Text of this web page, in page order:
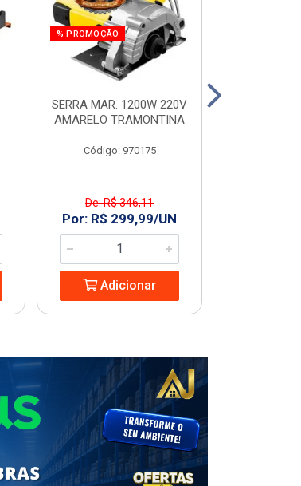
% PROMOÇÃO
SERRA MAR. 1200W 220V
AMARELO TRAMONTINA
Código: 970175
De: R$ 346,11
Por: R$ 299,99/UN
Adicionar